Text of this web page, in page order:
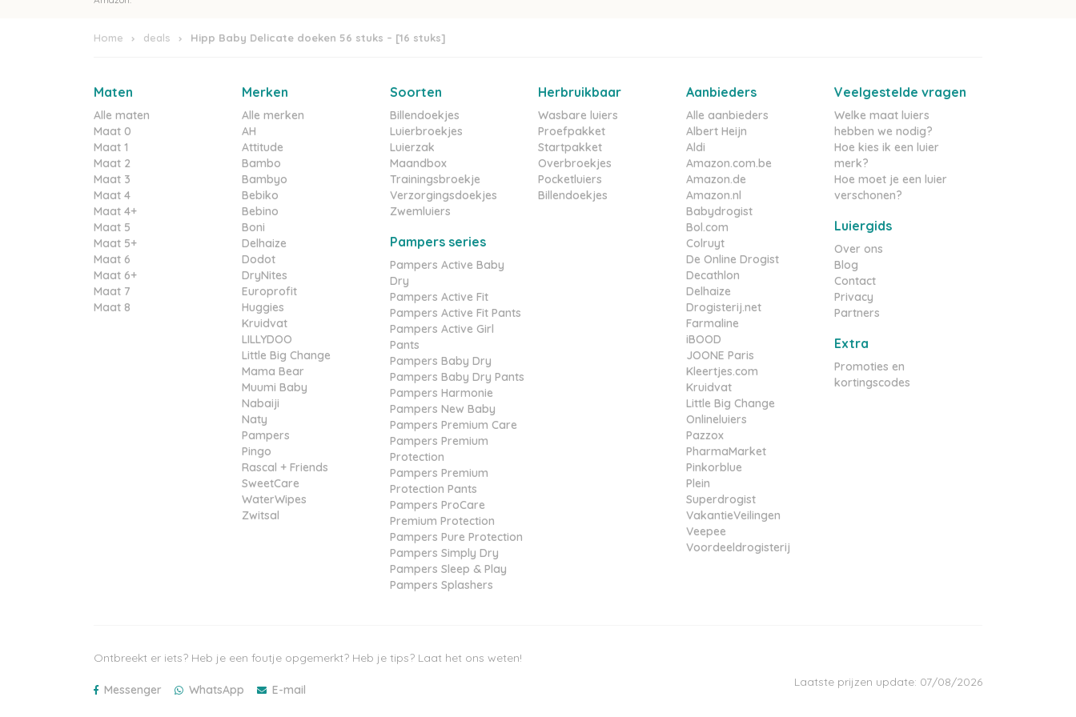
Home deals Hipp Baby Delicate doeken 56 stuks – [16 stuks]
Maten
Alle maten
Maat 0
Maat 1
Maat 2
Maat 3
Maat 4
Maat 4+
Maat 5
Maat 5+
Maat 6
Maat 6+
Maat 7
Maat 8
Merken
Alle merken
AH
Attitude
Bambo
Bambyo
Bebiko
Bebino
Boni
Delhaize
Dodot
DryNites
Europrofit
Huggies
Kruidvat
LILLYDOO
Little Big Change
Mama Bear
Muumi Baby
Nabaiji
Naty
Pampers
Pingo
Rascal + Friends
SweetCare
WaterWipes
Zwitsal
Soorten
Billendoekjes
Luierbroekjes
Luierzak
Maandbox
Trainingsbroekje
Verzorgingsdoekjes
Zwemluiers
Pampers series
Pampers Active Baby
Dry
Pampers Active Fit
Pampers Active Fit Pants
Pampers Active Girl
Pants
Pampers Baby Dry
Pampers Baby Dry Pants
Pampers Harmonie
Pampers New Baby
Pampers Premium Care
Pampers Premium
Protection
Pampers Premium
Protection Pants
Pampers ProCare
Premium Protection
Pampers Pure Protection
Pampers Simply Dry
Pampers Sleep & Play
Pampers Splashers
Herbruikbaar
Wasbare luiers
Proefpakket
Startpakket
Overbroekjes
Pocketluiers
Billendoekjes
Aanbieders
Alle aanbieders
Albert Heijn
Aldi
Amazon.com.be
Amazon.de
Amazon.nl
Babydrogist
Bol.com
Colruyt
De Online Drogist
Decathlon
Delhaize
Drogisterij.net
Farmaline
iBOOD
JOONE Paris
Kleertjes.com
Kruidvat
Little Big Change
Onlineluiers
Pazzox
PharmaMarket
Pinkorblue
Plein
Superdrogist
VakantieVeilingen
Veepee
Voordeeldrogisterij
Veelgestelde vragen
Welke maat luiers
hebben we nodig?
Hoe kies ik een luier
merk?
Hoe moet je een luier
verschonen?
Luiergids
Over ons
Blog
Contact
Privacy
Partners
Extra
Promoties en
kortingscodes
Ontbreekt er iets? Heb je een foutje opgemerkt? Heb je tips? Laat het ons weten!
Messenger WhatsApp E-mail
Laatste prijzen update: 07/08/2026